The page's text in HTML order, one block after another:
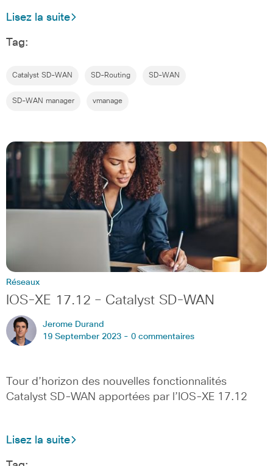
Lisez la suite
Tag:
Catalyst SD-WAN SD-Routing SD-WAN
SD-WAN manager vmanage
Réseaux
IOS-XE 17.12 – Catalyst SD-WAN
Jerome Durand
19 September 2023 - 0 commentaires
Tour d’horizon des nouvelles fonctionnalités
Catalyst SD-WAN apportées par l’IOS-XE 17.12
Lisez la suite